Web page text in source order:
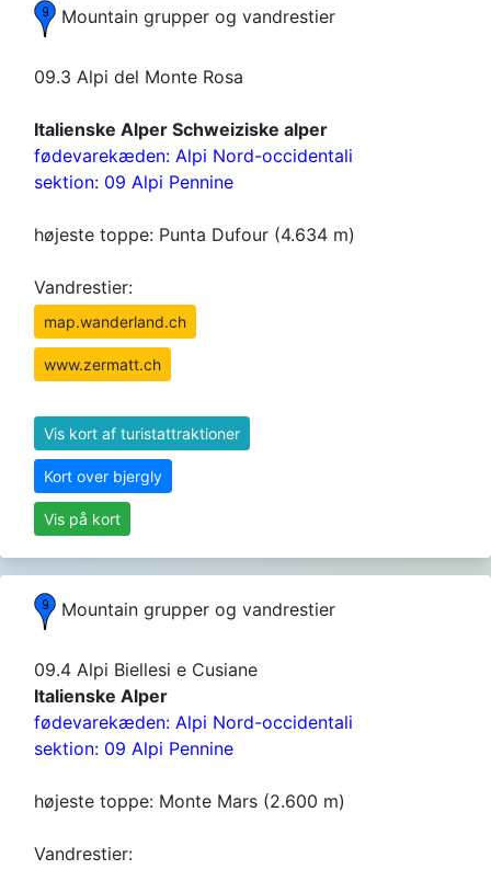
Mountain grupper og vandrestier
09.3 Alpi del Monte Rosa
Italienske Alper Schweiziske alper
fødevarekæden: Alpi Nord-occidentali
sektion: 09 Alpi Pennine
højeste toppe: Punta Dufour (4.634 m)
Vandrestier:
map.wanderland.ch
www.zermatt.ch
Vis kort af turistattraktioner
Kort over bjergly
Vis på kort
Mountain grupper og vandrestier
09.4 Alpi Biellesi e Cusiane
Italienske Alper
fødevarekæden: Alpi Nord-occidentali
sektion: 09 Alpi Pennine
højeste toppe: Monte Mars (2.600 m)
Vandrestier: